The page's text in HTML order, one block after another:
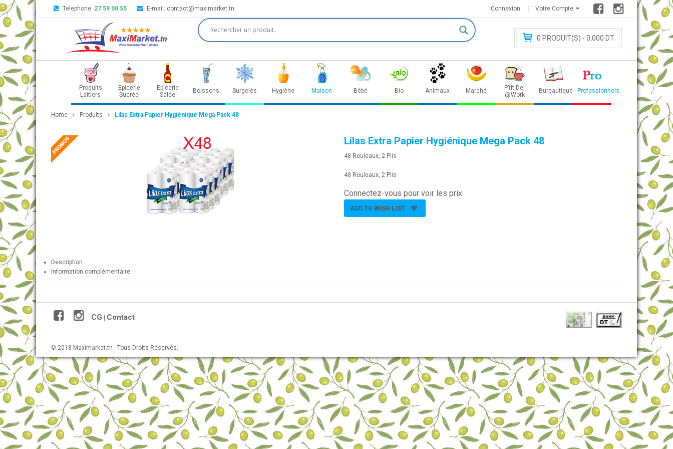
Telephone: 27 59 00 55 E-mail: contact@maximarket.tn Votre Compte
Connexion
0 PRODUIT(S) - 0,000 DT
Produits
Laitiers
Epicerie
Sucrée
Epicerie
Salée
Boissons Surgelés Hygiène Maison Bébé Bio Animaux Marché
P’tit Dej
@Work
Bureautique Professionnels
Home Produits Lilas Extra Papier Hygiénique Mega Pack 48
Lilas Extra Papier Hygiénique Mega Pack 48
48 Rouleaux, 2 Plis
48 Rouleaux, 2 Plis
Connectez-vous pour voir les prix
ADD TO WISH LIST
Description
Information complémentaire
CG Contact
© 2018 Maximarket.tn . Tous Droits Réservés.